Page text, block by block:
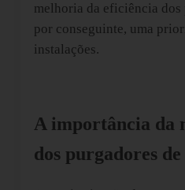
melhoria da eficiência dos
por conseguinte, uma
instalações.
A importância da
dos purgadores